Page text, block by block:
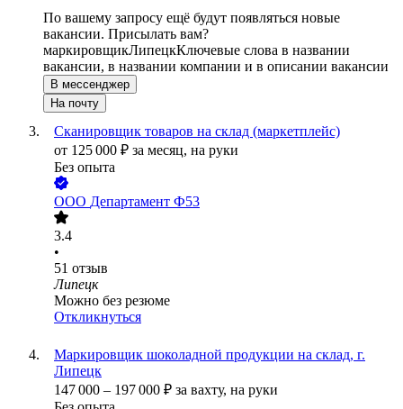
По вашему запросу ещё будут появляться новые
вакансии. Присылать вам?
маркировщикЛипецкКлючевые слова в названии
вакансии, в названии компании и в описании вакансии
В мессенджер
На почту
Сканировщик товаров на склад (маркетплейс)
от 125 000 ₽ за месяц, на руки
Без опыта
ООО Департамент Ф53
3.4
•
51 отзыв
Липецк
Можно без резюме
Откликнуться
Маркировщик шоколадной продукции на склад, г.
Липецк
147 000 – 197 000 ₽ за вахту, на руки